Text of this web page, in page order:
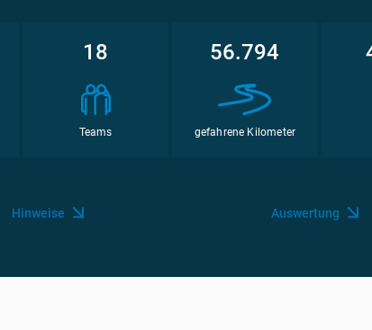
18
Teams
56.794
gefahrene Kilometer
Hinweise Auswertung